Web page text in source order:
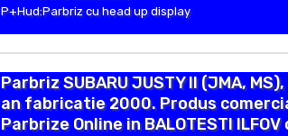
P+Hud:Parbriz cu head up display
Parbriz SUBARU JUSTY II (JMA,
an fabricatie 2000. Produs
Parbrize Online in BALOTESTI